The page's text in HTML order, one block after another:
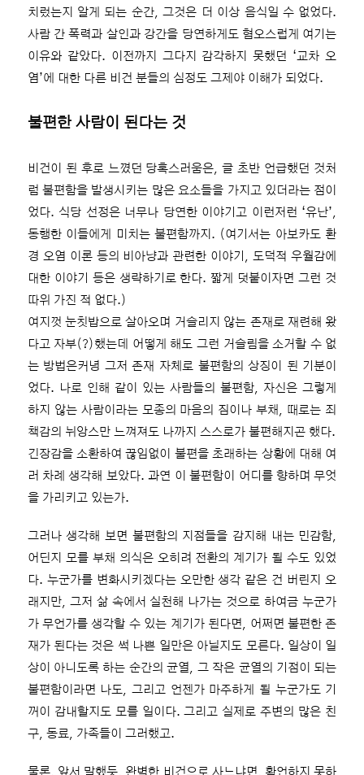
치렀는지 알게 되는 순간, 그것은 더 이상 음식일 수 없었다.
사람 간 폭력과 살인과 강간을 당연하게도 혐오스럽게 여기는
이유와 같았다. 이전까지 그다지 감각하지 못했던 ‘교차 오
염’에 대한 다른 비건 분들의 심정도 그제야 이해가 되었다.
불편한 사람이 된다는 것
비건이 된 후로 느꼈던 당혹스러움은, 글 초반 언급했던 것처
럼 불편함을 발생시키는 많은 요소들을 가지고 있더라는 점이
었다. 식당 선정은 너무나 당연한 이야기고 이런저런 ‘유난’,
동행한 이들에게 미치는 불편함까지. (여기서는 아보카도 환
경 오염 이론 등의 비아냥과 관련한 이야기, 도덕적 우월감에
대한 이야기 등은 생략하기로 한다. 짧게 덧붙이자면 그런 것
따위 가진 적 없다.)
여지껏 눈칫밥으로 살아오며 거슬리지 않는 존재로 재련해 왔
다고 자부(?)했는데 어떻게 해도 그런 거슬림을 소거할 수 없
는 방법은커녕 그저 존재 자체로 불편함의 상징이 된 기분이
었다. 나로 인해 같이 있는 사람들의 불편함, 자신은 그렇게
하지 않는 사람이라는 모종의 마음의 짐이나 부채, 때로는 죄
책감의 뉘앙스만 느껴져도 나까지 스스로가 불편해지곤 했다.
긴장감을 소환하여 끊임없이 불편을 초래하는 상황에 대해 여
러 차례 생각해 보았다. 과연 이 불편함이 어디를 향하며 무엇
을 가리키고 있는가.
그러나 생각해 보면 불편함의 지점들을 감지해 내는 민감함,
어딘지 모를 부채 의식은 오히려 전환의 계기가 될 수도 있었
다. 누군가를 변화시키겠다는 오만한 생각 같은 건 버린지 오
래지만, 그저 삶 속에서 실천해 나가는 것으로 하여금 누군가
가 무언가를 생각할 수 있는 계기가 된다면, 어쩌면 불편한 존
재가 된다는 것은 썩 나쁜 일만은 아닐지도 모른다. 일상이 일
상이 아니도록 하는 순간의 균열, 그 작은 균열의 기점이 되는
불편함이라면 나도, 그리고 언젠가 마주하게 될 누군가도 기
꺼이 감내할지도 모를 일이다. 그리고 실제로 주변의 많은 친
구, 동료, 가족들이 그러했고.
물론, 앞서 말했듯, 완벽한 비건으로 사느냐면, 확언하지 못하